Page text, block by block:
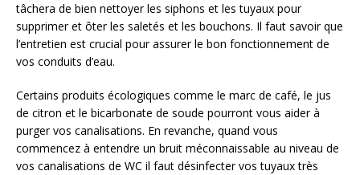
tâchera de bien nettoyer les siphons et les tuyaux pour
supprimer et ôter les saletés et les bouchons. Il faut savoir que
l’entretien est crucial pour assurer le bon fonctionnement de
vos conduits d’eau.
Certains produits écologiques comme le marc de café, le jus
de citron et le bicarbonate de soude pourront vous aider à
purger vos canalisations. En revanche, quand vous
commencez à entendre un bruit méconnaissable au niveau de
vos canalisations de WC il faut désinfecter vos tuyaux très